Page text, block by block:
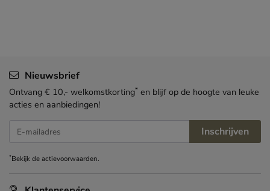
Nieuwsbrief
Ontvang € 10,- welkomstkorting* en blijf op de hoogte van leuke
acties en aanbiedingen!
E-mailadres Inschrijven
*Bekijk deactievoorwaarden.